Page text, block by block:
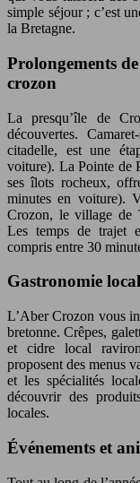
simple séjour ; c’est
la Bretagne.
Prolongements
crozon
La presqu’île de
découvertes.
citadelle, est une
voiture). La Pointe de
ses îlots rocheux,
minutes en voiture).
Crozon, le village de
Les temps de trajet
compris entre 30
Gastronomie
L’Aber Crozon vous
bretonne. Crêpes,
et cidre local
proposent des menus
et les spécialités
découvrir des
locales.
Événements et